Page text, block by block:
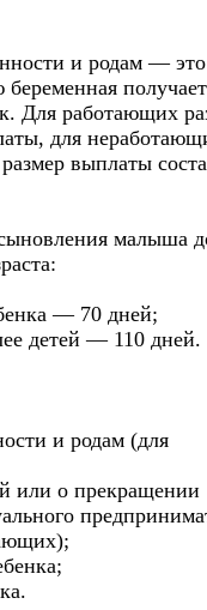
и родам — это
получает
Для работающих
для
выплаты
малыша
— 70 дней;
детей — 110 дней.
и родам (для
или о прекращении